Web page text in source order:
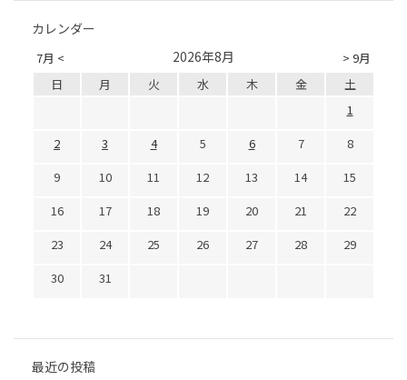
カレンダー
7月 < > 9月
2026年8月
日 月 火 水 木 金
土
1
2
3 4 5 6 7
8
9
10 11 12 13 14
15
16
17 18 19 20 21
22
23
24 25 26 27 28
29
30
31
最近の投稿